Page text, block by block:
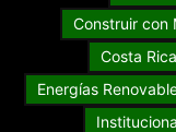
Construir con
Costa Rica
Energías